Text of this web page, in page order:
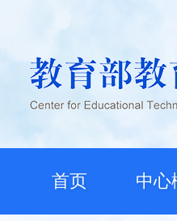
首页 中心